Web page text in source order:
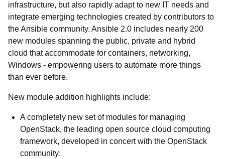
infrastructure, but also rapidly adapt to new IT needs and
integrate emerging technologies created by contributors to
the Ansible community. Ansible 2.0 includes nearly 200
new modules spanning the public, private and hybrid
cloud that accommodate for containers, networking,
Windows - empowering users to automate more things
than ever before.
New module addition highlights include:
A completely new set of modules for managing
OpenStack, the leading open source cloud computing
framework, developed in concert with the OpenStack
community;